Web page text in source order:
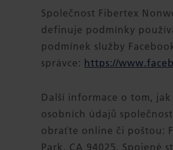
Společnost Fibertex
definuje podmínky
podmínek služby
správce: https://
Další informace o tom,
osobních údajů
obraťte online či poštou:
Park, CA 94025, Spojené